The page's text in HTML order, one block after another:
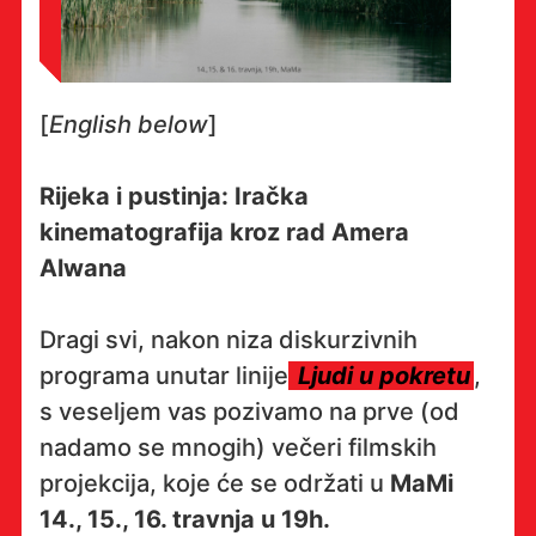
[English below]
Rijeka i pustinja: Iračka
kinematografija kroz rad Amera
Alwana
Dragi svi, nakon niza diskurzivnih
programa unutar linije Ljudi u pokretu ,
s veseljem vas pozivamo na prve (od
nadamo se mnogih) večeri filmskih
projekcija, koje će se održati u MaMi
14., 15., 16. travnja u 19h.